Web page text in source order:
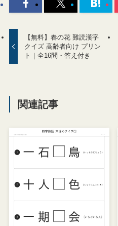
【無料】春の花 難読漢字
クイズ 高齢者向け プリン
ト｜全16問・答え付き
関連記事